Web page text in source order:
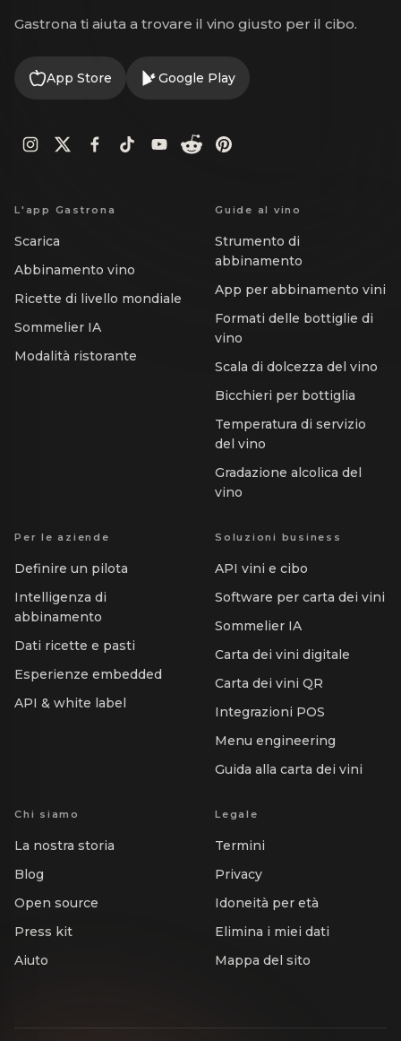
Gastrona ti aiuta a trovare il vino giusto per il cibo.
App Store Google Play
L'app Gastrona
Scarica
Abbinamento vino
Ricette di livello mondiale
Sommelier IA
Modalità ristorante
Guide al vino
Strumento di
abbinamento
App per abbinamento vini
Formati delle bottiglie di
vino
Scala di dolcezza del vino
Bicchieri per bottiglia
Temperatura di servizio
del vino
Gradazione alcolica del
vino
Per le aziende
Definire un pilota
Intelligenza di
abbinamento
Dati ricette e pasti
Esperienze embedded
API & white label
Soluzioni business
API vini e cibo
Software per carta dei vini
Sommelier IA
Carta dei vini digitale
Carta dei vini QR
Integrazioni POS
Menu engineering
Guida alla carta dei vini
Chi siamo
La nostra storia
Blog
Open source
Press kit
Aiuto
Legale
Termini
Privacy
Idoneità per età
Elimina i miei dati
Mappa del sito